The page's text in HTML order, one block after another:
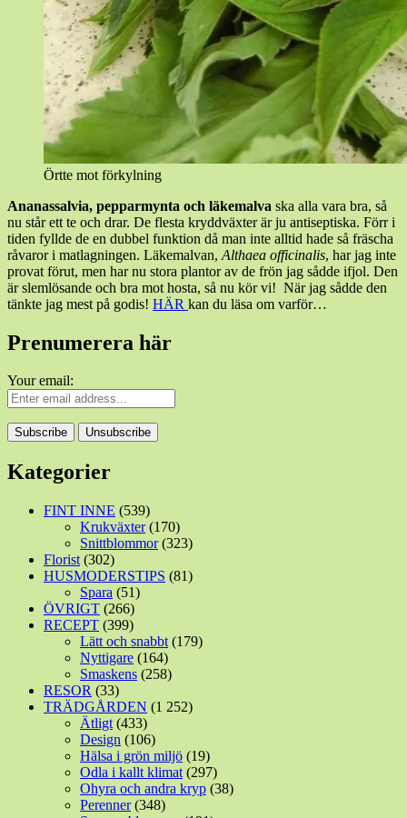
Örtte mot förkylning
Ananassalvia, pepparmynta och läkemalva ska alla vara bra, så
nu står ett te och drar. De flesta kryddväxter är ju antiseptiska. Förr i
tiden fyllde de en dubbel funktion då man inte alltid hade så fräscha
råvaror i matlagningen. Läkemalvan, Althaea officinalis, har jag inte
provat förut, men har nu stora plantor av de frön jag sådde ifjol. Den
är slemlösande och bra mot hosta, så nu kör vi! När jag sådde den
tänkte jag mest på godis! HÄR kan du läsa om varför…
Prenumerera här
Your email:
Kategorier
FINT INNE (539)
Krukväxter(170)
Snittblommor(323)
Florist (302)
HUSMODERSTIPS (81)
Spara (51)
ÖVRIGT (266)
RECEPT (399)
Lätt och snabbt (179)
Nyttigare (164)
Smaskens (258)
RESOR (33)
TRÄDGÅRDEN (1 252)
Ätligt (433)
Design (106)
Hälsa i grön miljö (19)
Odla i kallt klimat (297)
Ohyra och andra kryp (38)
Perenner(348)